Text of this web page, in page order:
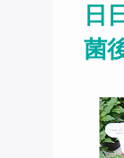
日
菌